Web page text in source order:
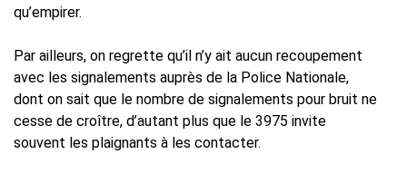
qu’empirer.
Par ailleurs, on regrette qu’il n’y ait aucun recoupement
avec les signalements auprès de la Police Nationale,
dont on sait que le nombre de signalements pour bruit ne
cesse de croître, d’autant plus que le 3975 invite
souvent les plaignants à les contacter.